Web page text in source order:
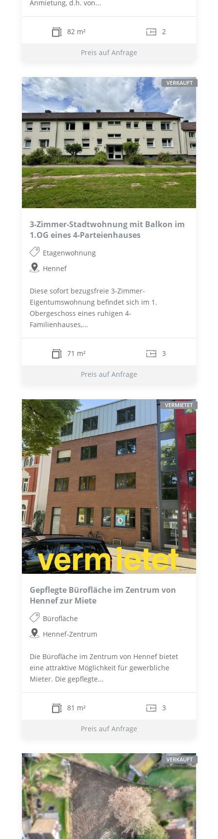
Anmietung, d.h. von...
82 m² 2
Preis auf Anfrage
3-Zimmer-Stadtwohnung mit Balkon im
1.OG eines 4-Parteienhauses
Etagenwohnung
Hennef
Diese sofort bezugsfreie 3-Zimmer-
Eigentumswohnung befindet sich im 1.
Obergeschoss eines ruhigen 4-
Familienhauses,...
71 m² 3
Preis auf Anfrage
VERKAUFT
Gepflegte Bürofläche im Zentrum von
Hennef zur Miete
Bürofläche
Hennef-Zentrum
Die Bürofläche im Zentrum von Hennef bietet
eine attraktive Möglichkeit für gewerbliche
Mieter. Die gepflegte...
81 m² 3
Preis auf Anfrage
VERMIETET
VERKAUFT